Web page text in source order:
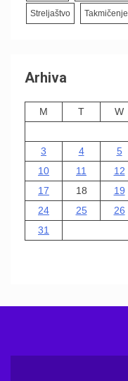
Streljaštvo Takmičenje
Arhiva
M
T W
3
4 5
10
11 12
17
18 19
24
25 26
31